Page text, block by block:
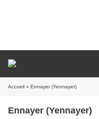
Accueil » Ennayer (Yennayer)
Ennayer (Yennayer)